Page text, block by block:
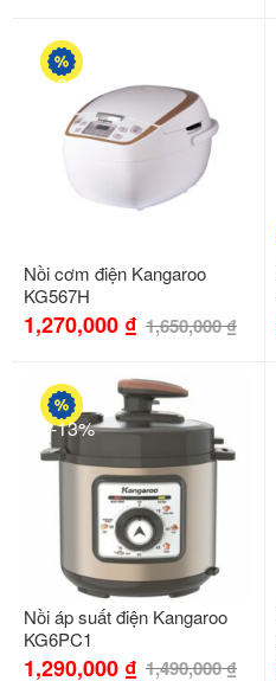
-23%
Nồi cơm điện Kangaroo
KG567H
1,270,000 ₫ 1,650,000₫
-13%
Nồi áp suất điện Kangaroo
KG6PC1
1,290,000 ₫ 1,490,000₫